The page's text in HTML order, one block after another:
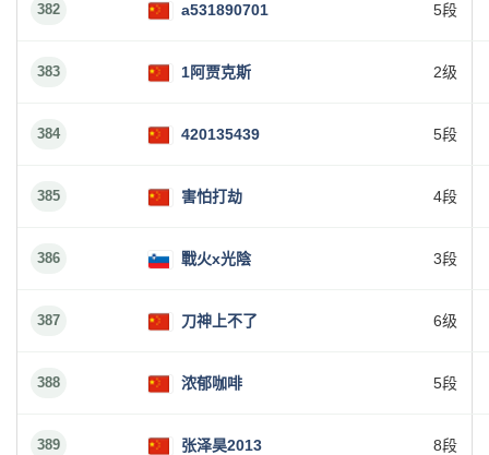
382 a531890701 5段
383 1阿贾克斯 2级
384 420135439 5段
385 害怕打劫 4段
386 戰火x光陰 3段
387 刀神上不了 6级
388 浓郁咖啡 5段
389 张泽昊2013 8段